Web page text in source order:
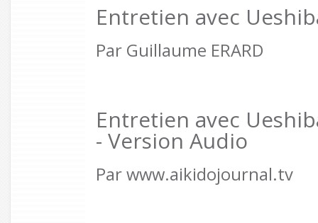
Entretien avec
Par Guillaume ERARD
Entretien avec
- Version Audio
Par www.aikidojournal.tv